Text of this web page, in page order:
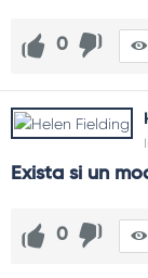
0
Exista si un
0